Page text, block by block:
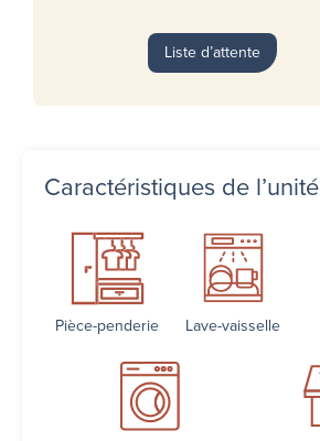
Liste d’attente
Caractéristiques de l’unité
Pièce-penderie Lave-vaisselle